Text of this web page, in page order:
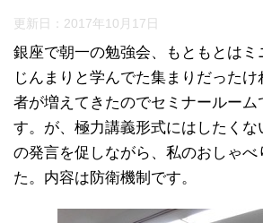
更新日： 2017年10月17日
銀座で朝一の勉強会、もともとはミ
じんまりと学んでた集まりだった
者が増えてきたのでセミナールーム
す。が、極力講義形式にはしたくな
の発言を促しながら、私のおしゃべ
た。内容は防衛機制です。